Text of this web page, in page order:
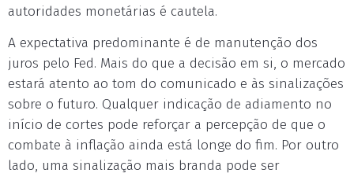
autoridades monetárias é cautela.
A expectativa predominante é de manutenção dos
juros pelo Fed. Mais do que a decisão em si, o mercado
estará atento ao tom do comunicado e às sinalizações
sobre o futuro. Qualquer indicação de adiamento no
início de cortes pode reforçar a percepção de que o
combate à inflação ainda está longe do fim. Por outro
lado, uma sinalização mais branda pode ser